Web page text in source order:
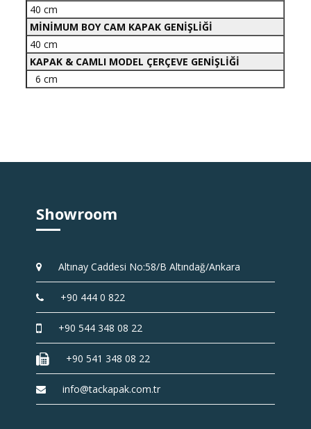
40 cm
MİNİMUM BOY CAM KAPAK GENİŞLİĞİ
40 cm
KAPAK & CAMLI MODEL ÇERÇEVE GENİŞLİĞİ
6 cm
Showroom
Altınay Caddesi No:58/B Altındağ/Ankara
+90 444 0 822
+90 544 348 08 22
+90 541 348 08 22
info@tackapak.com.tr